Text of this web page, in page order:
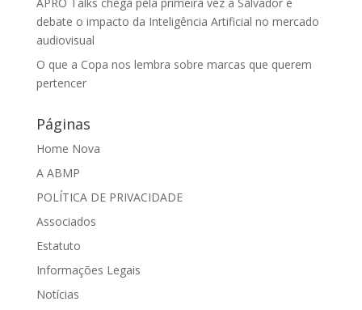
debate o impacto da Inteligência Artificial no mercado
audiovisual
O que a Copa nos lembra sobre marcas que querem
pertencer
Páginas
Home Nova
A ABMP
POLÍTICA DE PRIVACIDADE
Associados
Estatuto
Informações Legais
Notícias